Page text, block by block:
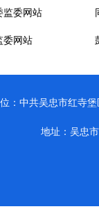
监委网站
委网站
：中共吴忠市红寺
地址：吴忠